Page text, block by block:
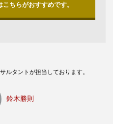
ちらがおすすめです。
ルタントが担当しております。
鈴木勝則